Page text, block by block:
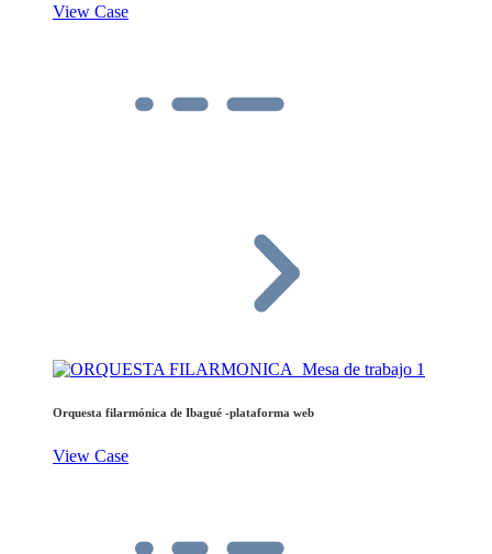
View Case
Orquesta filarmónica de Ibagué -plataforma web
View Case